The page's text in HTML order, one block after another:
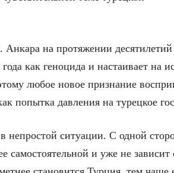
на протяжении десятилетий
как геноцида и настаивает на
любое новое признание
попытка давления на турецкое
непростой ситуации. С одной
самостоятельной и уже не